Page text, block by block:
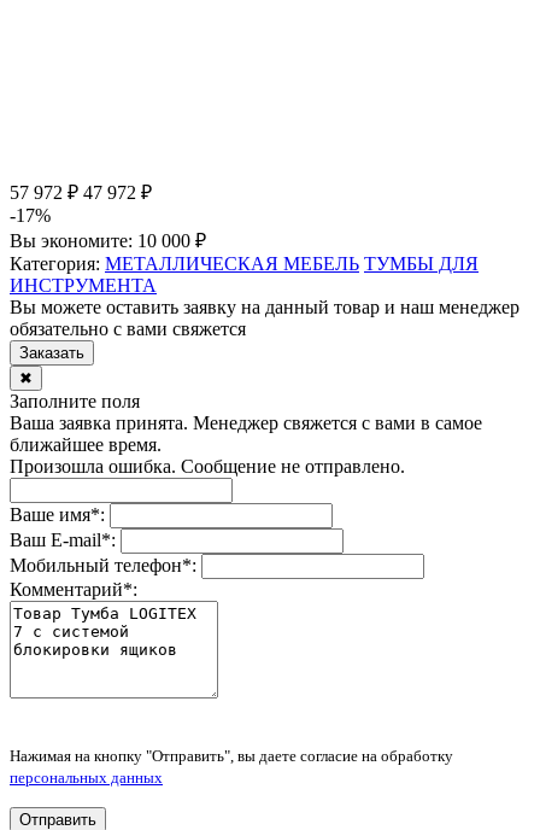
57 972 ₽ 47 972 ₽
-17%
Вы экономите: 10 000 ₽
Категория: МЕТАЛЛИЧЕСКАЯ МЕБЕЛЬ ТУМБЫ ДЛЯ
ИНСТРУМЕНТА
Вы можете оставить заявку на данный товар и наш менеджер
обязательно с вами свяжется
Заказать
✖
Заполните поля
Ваша заявка принята. Менеджер свяжется с вами в самое
ближайшее время.
Произошла ошибка. Сообщение не отправлено.
Ваше имя*:
Ваш E-mail*:
Мобильный телефон*:
Комментарий*:
Нажимая на кнопку "Отправить", вы даете согласие на обработку
персональных данных
Отправить